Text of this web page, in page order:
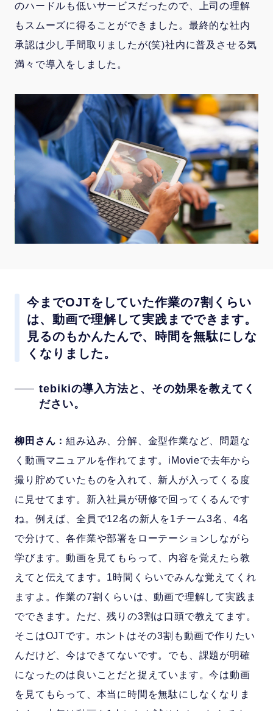
のハードルも低いサービスだったので、上司の理解
もスムーズに得ることができました。最終的な社内
承認は少し手間取りましたが(笑)社内に普及させる気
満々で導入をしました。
今までOJTをしていた作業の7割くらい
は、動画で理解して実践までできます。
見るのもかんたんで、時間を無駄にしな
くなりました。
tebikiの導入方法と、その効果を教えてく
ださい。
柳田さん：組み込み、分解、金型作業など、問題な
く動画マニュアルを作れてます。iMovieで去年から
撮り貯めていたものを入れて、新人が入ってくる度
に見せてます。新入社員が研修で回ってくるんです
ね。例えば、全員で12名の新人を1チーム3名、4名
で分けて、各作業や部署をローテーションしながら
学びます。動画を見てもらって、内容を覚えたら教
えてと伝えてます。1時間くらいでみんな覚えてくれ
ますよ。作業の7割くらいは、動画で理解して実践ま
でできます。ただ、残りの3割は口頭で教えてます。
そこはOJTです。ホントはその3割も動画で作りたい
んだけど、今はできてないです。でも、課題が明確
になったのは良いことだと捉えています。今は動画
を見てもらって、本当に時間を無駄にしなくなりま